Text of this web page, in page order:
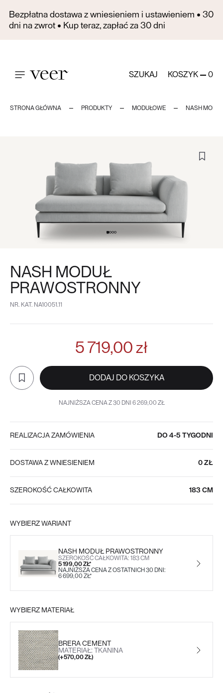
Bezpłatna dostawa z wniesieniem i ustawieniem • 30
dni na zwrot • Kup teraz, zapłać za 30 dni
SZUKAJ KOSZYK 0
STRONA GŁÓWNA PRODUKTY MODUŁOWE NASH
NASH MODUŁ
PRAWOSTRONNY
NR. KAT. NA10051.11
5 719,00 zł
DODAJ DO KOSZYKA
NAJNIŻSZA CENA Z 30 DNI 6 269,00 ZŁ
REALIZACJA ZAMÓWIENIA DO 4-5 TYGODNI
DOSTAWA Z WNIESIENIEM 0 ZŁ
SZEROKOŚĆ CAŁKOWITA 183 CM
WYBIERZ WARIANT
NASH MODUŁ PRAWOSTRONNY
SZEROKOŚĆ CAŁKOWITA: 183 CM
5 199,00 ZŁ*
NAJNIŻSZA CENA Z OSTATNICH 30 DNI:
6 699,00 ZŁ*
WYBIERZ MATERIAŁ
BRERA CEMENT
MATERIAŁ: TKANINA
(+570,00 ZŁ)